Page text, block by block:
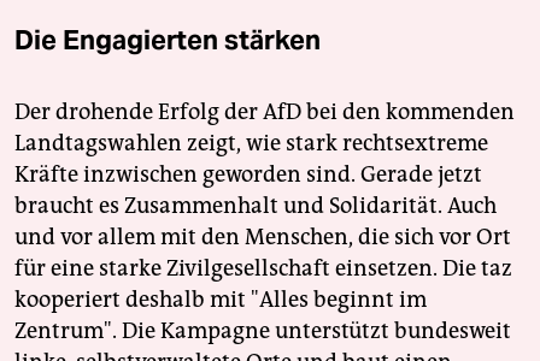
Die Engagierten stärken
Der drohende Erfolg der AfD bei den kommenden
Landtagswahlen zeigt, wie stark rechtsextreme
Kräfte inzwischen geworden sind. Gerade jetzt
braucht es Zusammenhalt und Solidarität. Auch
und vor allem mit den Menschen, die sich vor Ort
für eine starke Zivilgesellschaft einsetzen. Die taz
kooperiert deshalb mit "Alles beginnt im
Zentrum". Die Kampagne unterstützt bundesweit